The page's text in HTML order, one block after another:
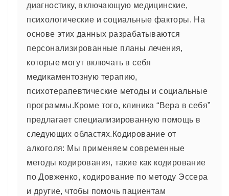
диагностику, включающую медицинские,
психологические и социальные факторы. На
основе этих данных разрабатываются
персонализированные планы лечения,
которые могут включать в себя
медикаментозную терапию,
психотерапевтические методы и социальные
программы.Кроме того, клиника “Вера в себя”
предлагает специализированную помощь в
следующих областях.Кодирование от
алкоголя: Мы применяем современные
методы кодирования, такие как кодирование
по Довженко, кодирование по методу Эссера
и другие, чтобы помочь пациентам